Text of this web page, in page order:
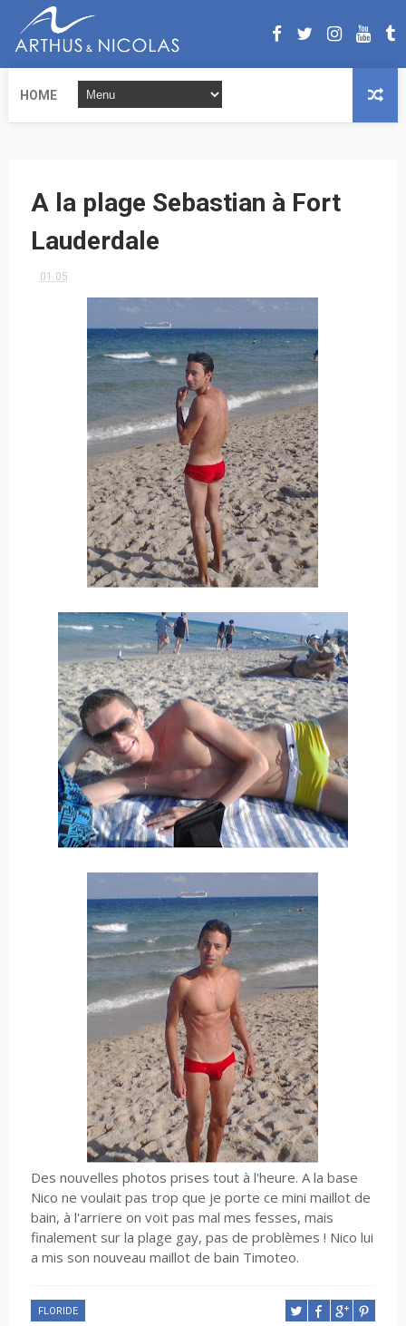
HOME
A la plage Sebastian à Fort
Lauderdale
01:05
Des nouvelles photos prises tout à l'heure. A la base
Nico ne voulait pas trop que je porte ce mini maillot de
bain, à l'arriere on voit pas mal mes fesses, mais
finalement sur la plage gay, pas de problèmes ! Nico lui
a mis son nouveau maillot de bain Timoteo.
FLORIDE